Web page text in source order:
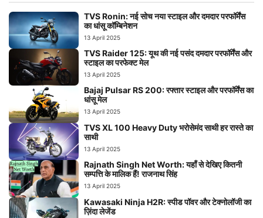
TVS Ronin: नई सोच नया स्टाइल और दमदार परफॉर्मेंस
का धांसू कॉम्बिनेशन
13 April 2025
TVS Raider 125: यूथ की नई पसंद दमदार परफॉर्मेंस और
स्टाइल का परफेक्ट मेल
13 April 2025
Bajaj Pulsar RS 200: रफ्तार स्टाइल और परफॉर्मेंस का
धांसू मेल
13 April 2025
TVS XL 100 Heavy Duty भरोसेमंद साथी हर रास्ते का
साथी
13 April 2025
Rajnath Singh Net Worth: यहाँ से देखिए कितनी
सम्पत्ति के मालिक हैं! राजनाथ सिंह
13 April 2025
Kawasaki Ninja H2R: स्पीड पॉवर और टेक्नोलॉजी का
ज़िंदा लेजेंड